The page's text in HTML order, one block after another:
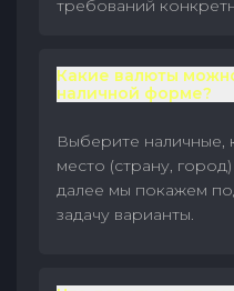
требований
Какие валюты
наличной форме?
Выберите наличные,
место (страну,
далее мы покажем
задачу варианты.